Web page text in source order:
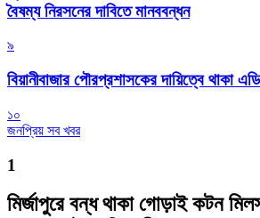
বৈষম্য নিরসনের দাবিতে মানববন্ধন
৯
বিয়ানীবাজার পৌরপ্রশাসকের দায়িত্বে থাকা
১০
জনপ্রিয় সব খবর
1
মির্জাপুরে বন্ধ থাকা গোড়াই কটন